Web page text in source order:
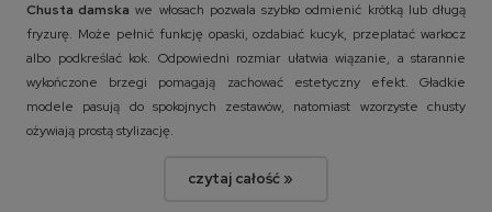
Chusta damska we włosach pozwala szybko odmienić krótką lub długą
fryzurę. Może pełnić funkcję opaski, ozdabiać kucyk, przeplatać warkocz
albo podkreślać kok. Odpowiedni rozmiar ułatwia wiązanie, a starannie
wykończone brzegi pomagają zachować estetyczny efekt. Gładkie
modele pasują do spokojnych zestawów, natomiast wzorzyste chusty
ożywiają prostą stylizację.
czytaj całość »